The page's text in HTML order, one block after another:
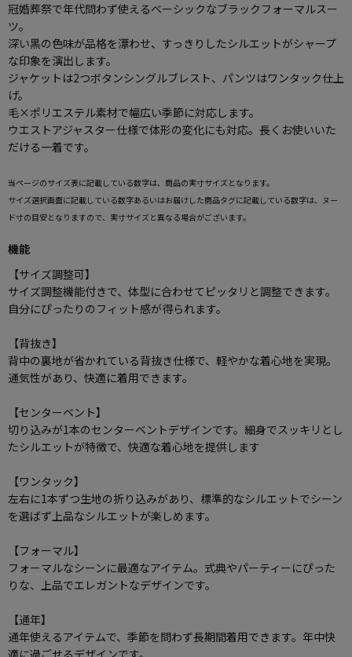
冠婚葬祭で年代問わず使えるベーシックなブラックフォーマルスー
ツ。
深い黒の色味が品格を漂わせ、すっきりしたシルエットがシャープ
な印象を演出します。
ジャケットは2つボタンシングルブレスト、パンツはワンタック仕上
げ。
毛×ポリエステル素材で幅広い季節に対応します。
ウエストアジャスター仕様で体形の変化にも対応。長くお使いいた
だける一着です。
当ページのサイズ表に記載している数字は、商品の実寸サイズとなります。
サイズ選択画面に記載している数字あるいはお届けした商品タグに記載している数字は、ヌー
ド寸の目安となりますので、実寸サイズと異なる場合がございます。
機能
【サイズ調整可】
サイズ調整機能付きで、体型に合わせてピッタリと調整できます。
自分にぴったりのフィット感が得られます。
【背抜き】
背中の裏地が省かれている背抜き仕様で、軽やかな着心地を実現。
通気性があり、快適に着用できます。
【センターベント】
切り込みが1本のセンターベントデザインです。細身でスッキリとし
たシルエットが特徴で、快適な着心地を提供します
【ワンタック】
左右に1本ずつ生地の折り込みがあり、標準的なシルエットでシーン
を選ばず上品なシルエットが楽しめます。
【フォーマル】
フォーマルなシーンに最適なアイテム。式典やパーティーにぴった
りな、上品でエレガントなデザインです。
【通年】
通年使えるアイテムで、季節を問わず長期間着用できます。年中快